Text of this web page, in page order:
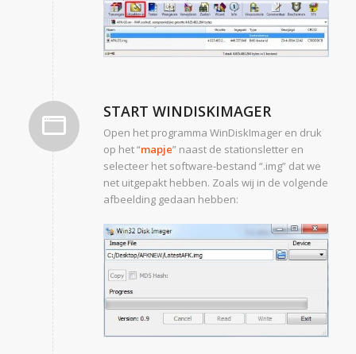
START WINDISKIMAGER
Open het programma WinDiskImager en druk
op het “mapje” naast de stationsletter en
selecteer het software-bestand “.img” dat we
net uitgepakt hebben. Zoals wij in de volgende
afbeelding gedaan hebben: